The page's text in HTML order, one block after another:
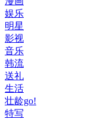
娱乐
明星
影视
音乐
韩流
送礼
生活
壮龄go!
特写